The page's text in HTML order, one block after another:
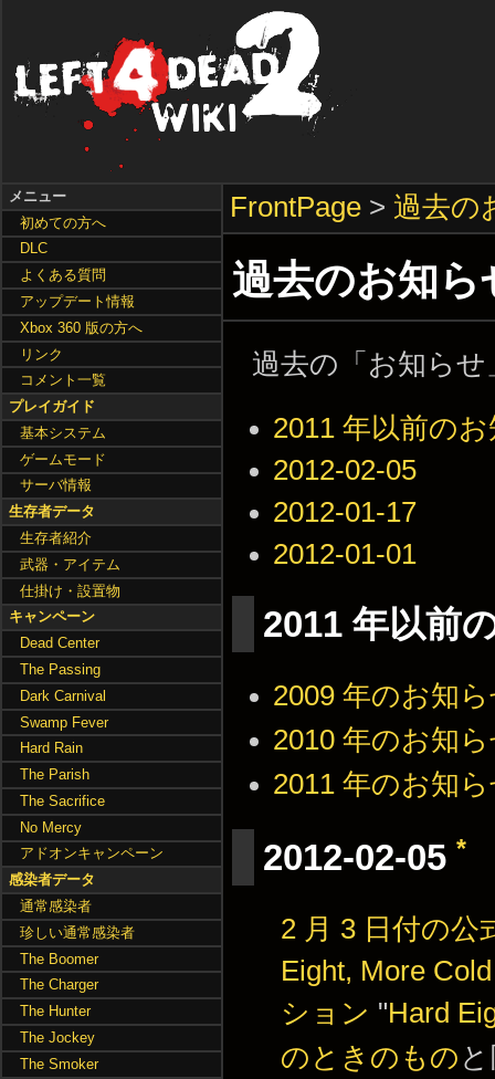
FrontPage > 過去の
過去のお知
過去の「お知ら
2011 年以前の
2012-02-05
2012-01-17
2012-01-01
2011 年以前
2009 年のお知
2010 年のお知
2011 年のお知
2012-02-05 *
2 月 3 日付の公
Eight, More
ション "Hard
のときのもの
メニュー
初めての方へ
DLC
よくある質問
アップデート情報
Xbox 360 版の方へ
リンク
コメント一覧
プレイガイド
基本システム
ゲームモード
サーバ情報
生存者データ
生存者紹介
武器・アイテム
仕掛け・設置物
キャンペーン
Dead Center
The Passing
Dark Carnival
Swamp Fever
Hard Rain
The Parish
The Sacrifice
No Mercy
アドオンキャンペーン
感染者データ
通常感染者
珍しい通常感染者
The Boomer
The Charger
The Hunter
The Jockey
The Smoker